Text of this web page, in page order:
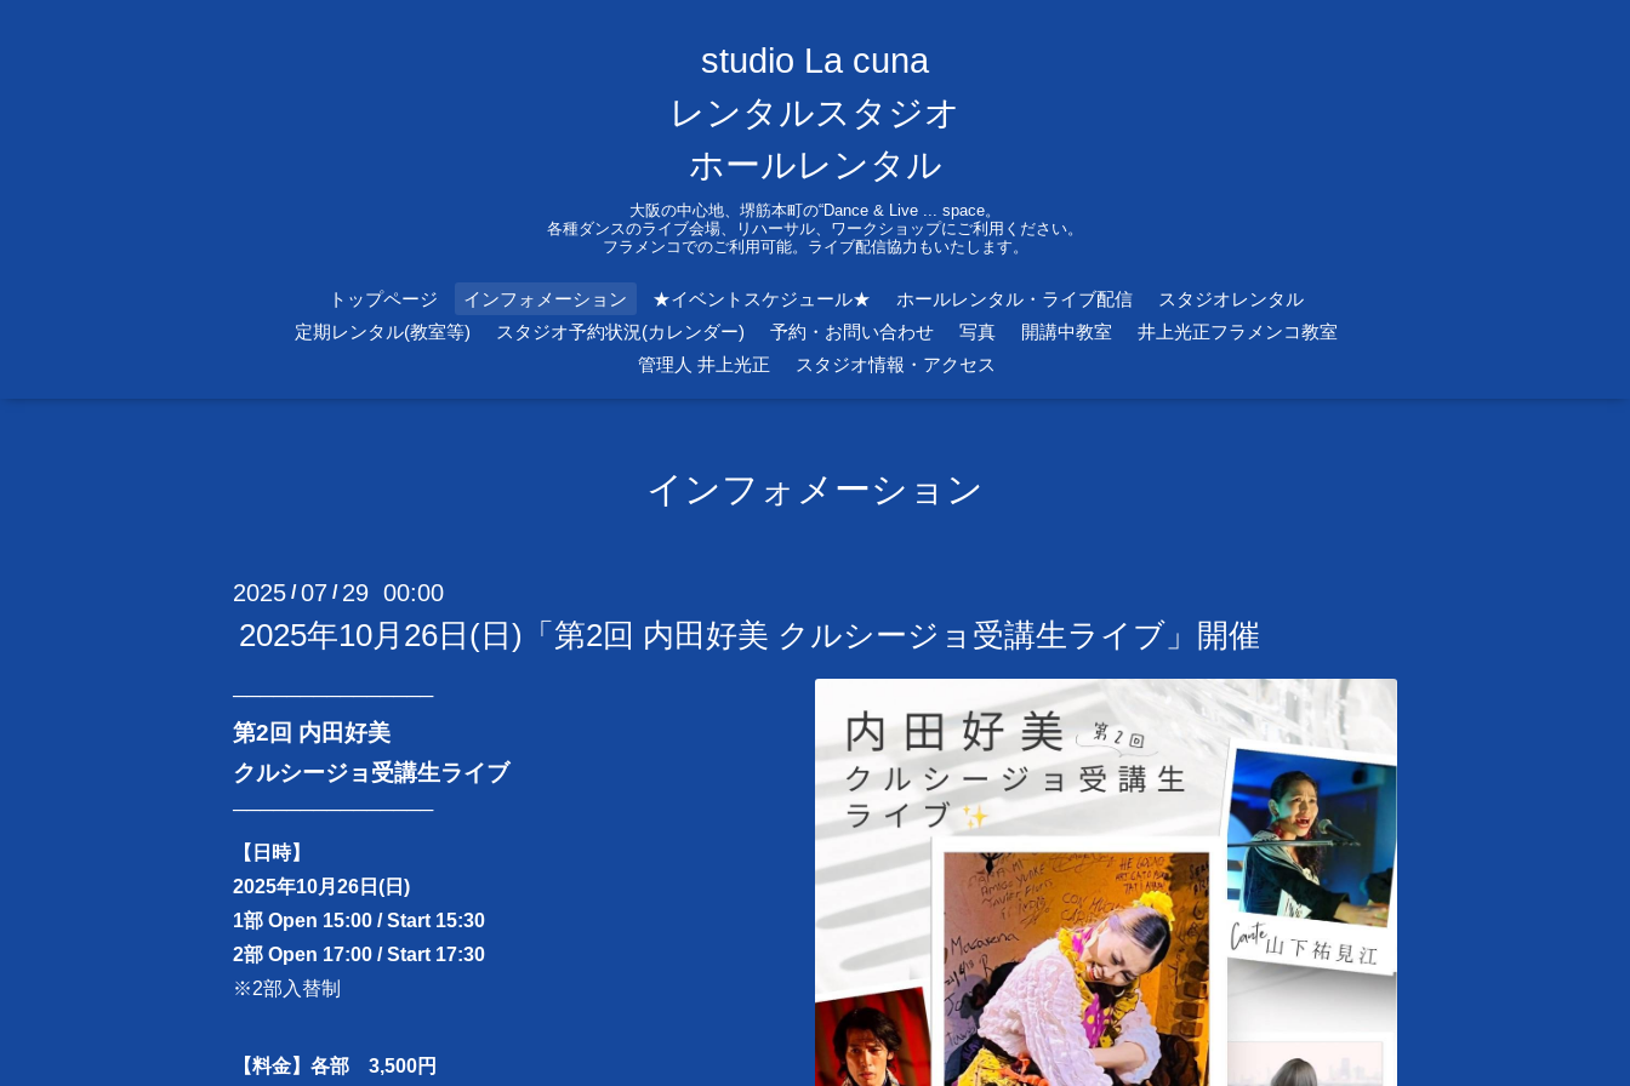
studio La cuna
レンタルスタジオ
ホールレンタル
大阪の中心地、堺筋本町の“Dance & Live ... space。
各種ダンスのライブ会場、リハーサル、ワークショップにご利用ください。
フラメンコでのご利用可能。ライブ配信協力もいたします。
トップページ インフォメーション ★イベントスケジュール★ ホールレンタル・ライブ配信
スタジオレンタル
定期レンタル(教室等)
スタジオ予約状況(カレンダー) 予約・お問い合わせ 写真 開講中教室
井上光正フラメンコ教室
管理人 井上光正
スタジオ情報・アクセス
インフォメーション
2025 /07 / 29 00:00
2025年10月26日(日)「第2回 内田好美 クルシージョ受講生ライブ」開催
───────────────
第2回 内田好美
クルシージョ受講生ライブ
───────────────
【日時】
2025年10月26日(日)
1部 Open 15:00 / Start 15:30
2部 Open 17:00 / Start 17:30
※2部入替制
【料金】各部 3,500円